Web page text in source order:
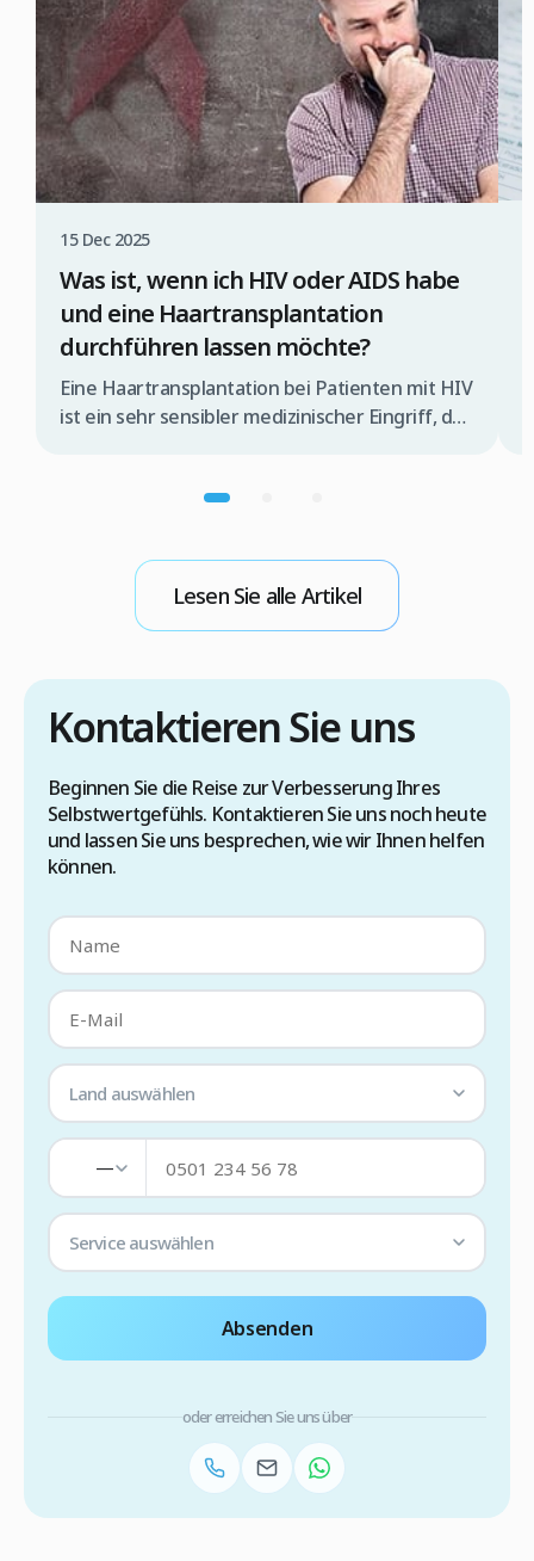
15 Dec 2025
Was ist, wenn ich HIV oder AIDS habe
und eine Haartransplantation
durchführen lassen möchte?
Eine Haartransplantation bei Patienten mit HIV
ist ein sehr sensibler medizinischer Eingriff, der
Bedingungen durchgeführt werden darf.
während der Operation übertragen wird. Wenn
Sie daher eine Haartransplantation mit der
FUE-Methode in der Türkei in Erwägung ziehen,
Lesen Sie alle Artikel
Kontaktieren Sie uns
Beginnen Sie die Reise zur Verbesserung Ihres
Selbstwertgefühls. Kontaktieren Sie uns noch heute
und lassen Sie uns besprechen, wie wir Ihnen helfen
können.
Land auswählen
—
Service auswählen
Absenden
oder erreichen Sie uns über